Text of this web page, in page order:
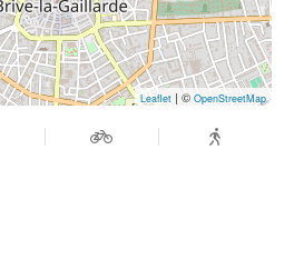
Leaflet | © OpenStreetMap